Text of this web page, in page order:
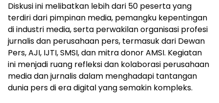
Diskusi ini melibatkan lebih dari 50 peserta yang
terdiri dari pimpinan media, pemangku kepentingan
di industri media, serta perwakilan organisasi profesi
jurnalis dan perusahaan pers, termasuk dari Dewan
Pers, AJI, IJTI, SMSI, dan mitra donor AMSI. Kegiatan
ini menjadi ruang refleksi dan kolaborasi perusahaan
media dan jurnalis dalam menghadapi tantangan
dunia pers di era digital yang semakin kompleks.